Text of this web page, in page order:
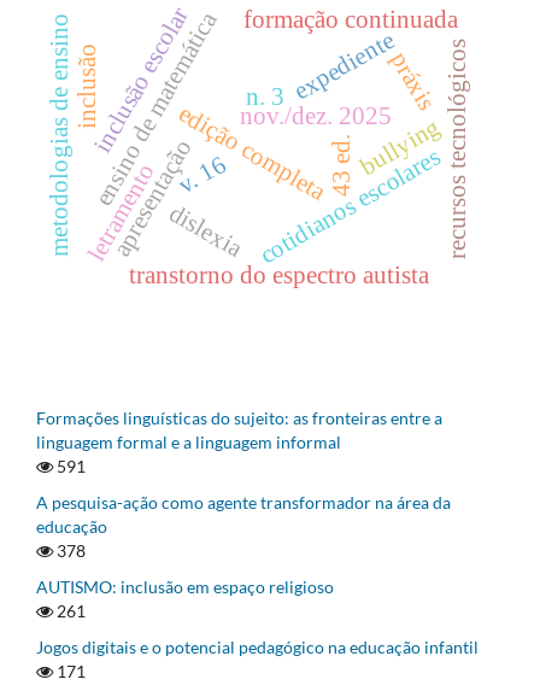
edição completa
v. 16
n. 3
nov./dez. 2025
43 ed.
expediente
apresentação
ensino de matemática cotidianos escolares
formação continuada
transtorno do espectro autista
inclusão escolar
metodologias de ensino recursos tecnológicos
inclusão
letramento
práxis
dislexia
bullying
Formações linguísticas do sujeito: as fronteiras entre a
linguagem formal e a linguagem informal
591
A pesquisa-ação como agente transformador na área da
educação
378
AUTISMO: inclusão em espaço religioso
261
Jogos digitais e o potencial pedagógico na educação infantil
171